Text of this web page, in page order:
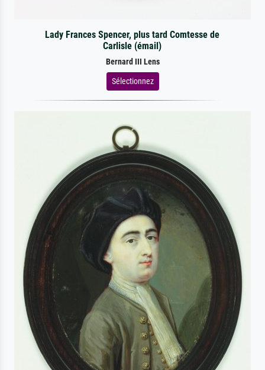
Lady Frances Spencer, plus tard Comtesse de
Carlisle (émail)
Bernard III Lens
Sélectionnez